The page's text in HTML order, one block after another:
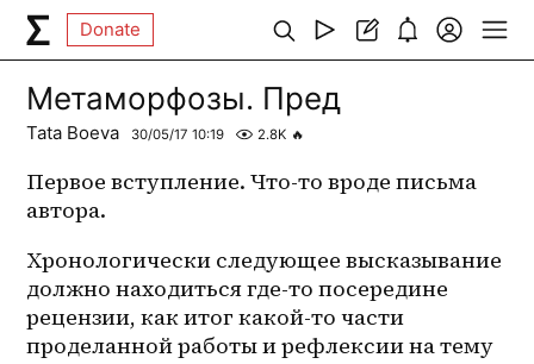
Donate
Метаморфозы. Пред
Tata Boeva 30/05/17 10:19 2.8K 🔥
Первое вступление. Что-то вроде письма
автора.
Хронологически следующее высказывание
должно находиться где-то посередине
рецензии, как итог какой-то части
проделанной работы и рефлексии на тему